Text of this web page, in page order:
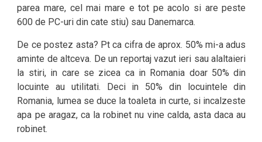
parea mare, cel mai mare e tot pe acolo si are peste
600 de PC-uri din cate stiu) sau Danemarca.
De ce postez asta? Pt ca cifra de aprox. 50% mi-a adus
aminte de altceva. De un reportaj vazut ieri sau alaltaieri
la stiri, in care se zicea ca in Romania doar 50% din
locuinte au utilitati. Deci in 50% din locuintele din
Romania, lumea se duce la toaleta in curte, si incalzeste
apa pe aragaz, ca la robinet nu vine calda, asta daca au
robinet.